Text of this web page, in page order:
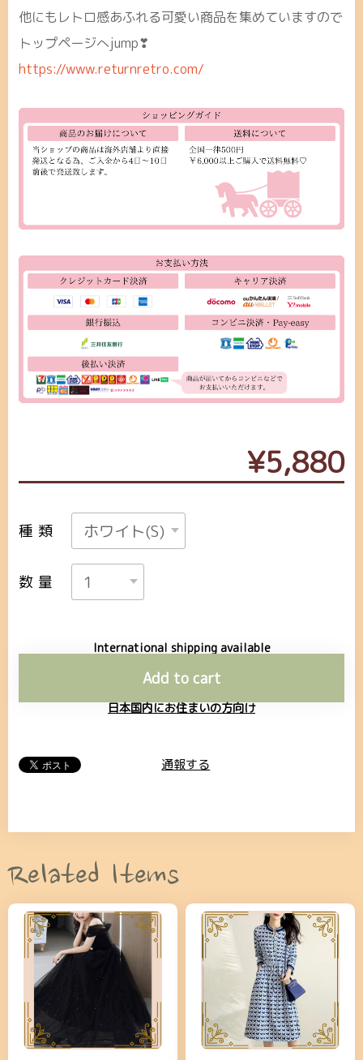
他にもレトロ感あふれる可愛い商品を集めていますので
トップページへjump❣
https://www.returnretro.com/
¥5,880
種類
数量
International shipping available
Add to cart
日本国内にお住まいの方向け
通報する
Related Items